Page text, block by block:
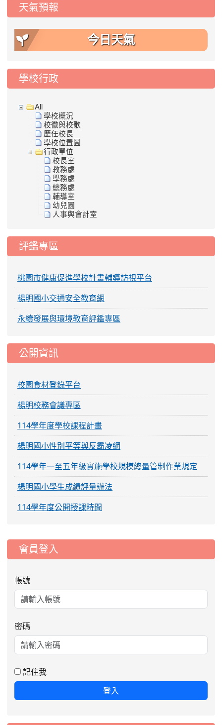
天氣預報
今日天氣
學校行政
All
學校概況
校徽與校歌
歷任校長
學校位置圖
行政單位
校長室
教務處
學務處
總務處
輔導室
幼兒園
人事與會計室
評鑑專區
桃園市健康促進學校計畫輔導訪視平台
楊明國小交通安全教育網
永續發展與環境教育評鑑專區
公開資訊
校園食材登錄平台
楊明校務會議專區
114學年度學校課程計畫
楊明國小性別平等與反霸凌網
114學年一至五年級實施學校規模總量管制作業規定
楊明國小學生成績評量辦法
114學年度公開授課時間
::: 會員登入
帳號
密碼
記住我
登入
2026-08-06
公告115年桃園市運動會國小游泳比賽
楊梅區代表選手服裝領取通知
師甄選簡章
115學年度一、三、五年級常
2026-07-31
公告 學校對面建案申請8月份「施